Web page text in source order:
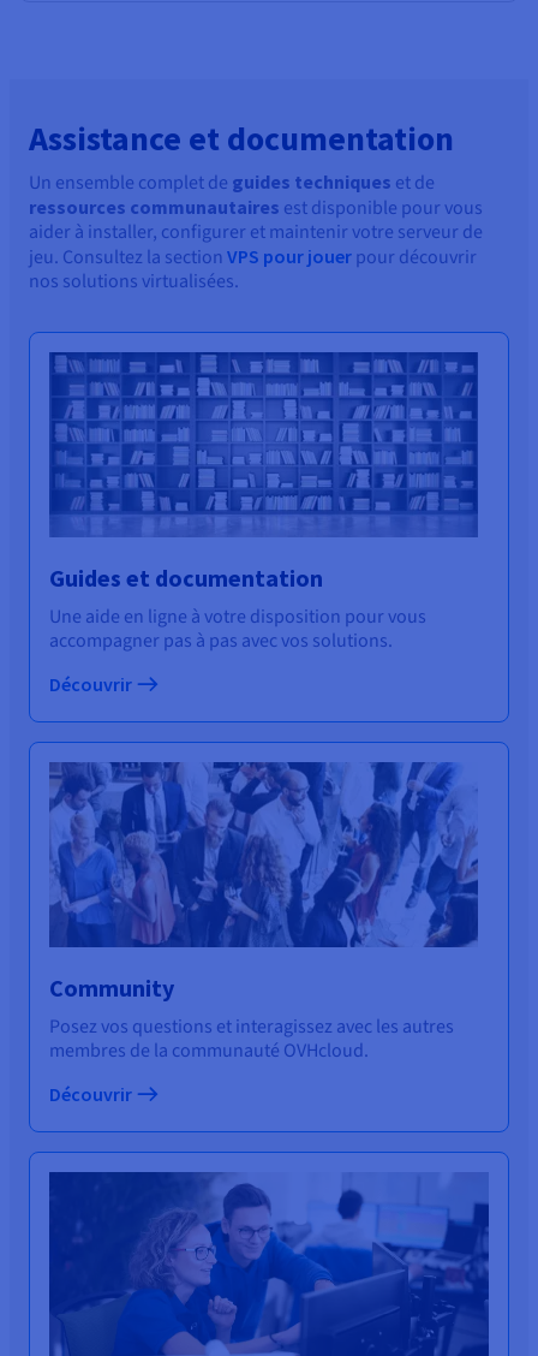
Assistance et documentation
Un ensemble complet de guides techniques et de
ressources communautaires est disponible pour vous
aider à installer, configurer et maintenir votre serveur de
jeu. Consultez la section VPS pour jouer pour découvrir
nos solutions virtualisées.
Guides et documentation
Une aide en ligne à votre disposition pour vous
accompagner pas à pas avec vos solutions.
Découvrir
Community
Posez vos questions et interagissez avec les autres
membres de la communauté OVHcloud.
Découvrir